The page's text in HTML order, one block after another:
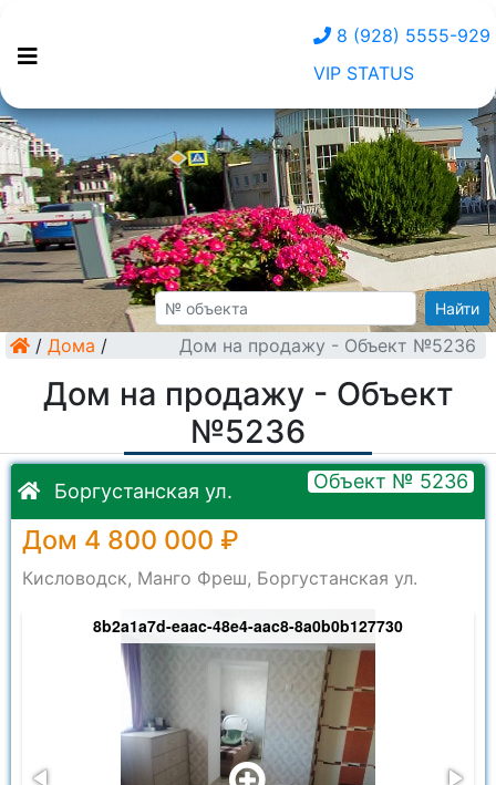
8 (928) 5555-929
VIP STATUS
Найти
/ Дома / Дом на продажу - Объект №5236
Дом на продажу - Объект
№5236
Боргустанская ул. Объект № 5236
Дом 4 800 000 ₽
Кисловодск, Манго Фреш, Боргустанская ул.
8b2a1a7d-eaac-48e4-aac8-8a0b0b127730